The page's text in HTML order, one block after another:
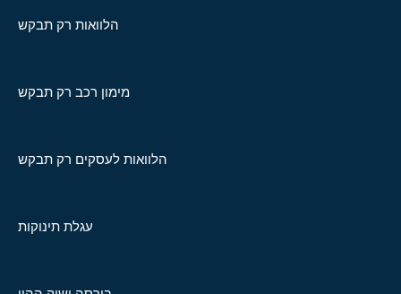
הלוואות רק תבקש
מימון רכב רק תבקש
הלוואות לעסקים רק תבקש
עגלת תינוקות